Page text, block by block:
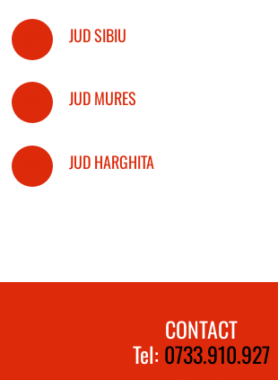
JUD SIBIU
JUD MURES
JUD HARGHITA
CONTACT
Tel: 0733.910.927